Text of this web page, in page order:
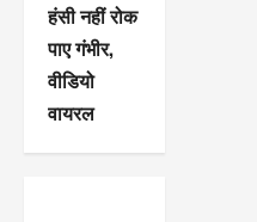
हंसी नहीं रोक
पाए गंभीर,
वीडियो
वायरल